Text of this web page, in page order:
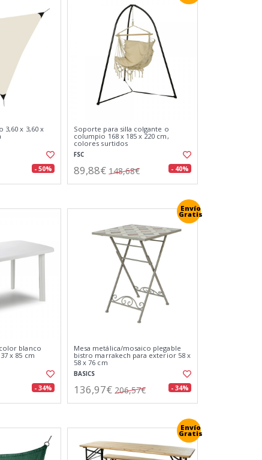
3,60 x 3,60 x
- 50%
Soporte para silla colgante o
columpio 168 x 185 x 220 cm,
colores surtidos
FSC
89,88€ 148,68€ - 40%
blanco
x 85 cm
- 34%
Envío
Gratis
Mesa metálica/mosaico plegable
bistro marrakech para exterior 58 x
58 x 76 cm
BASICS
136,97€ 206,57€ - 34%
Envío
Gratis